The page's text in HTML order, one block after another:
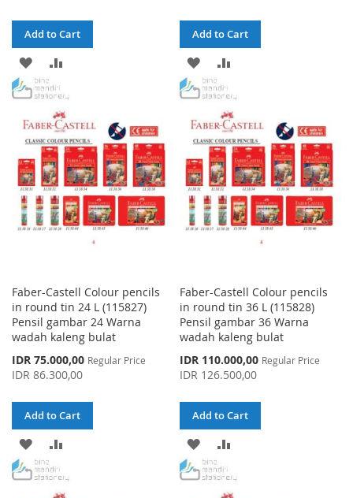
Add to Cart
ADD
TO
WISH
LIST
COMPARE
Add to Cart
ADD
TO
WISH
LIST
COMPARE
Faber-Castell Colour pencils
in round tin 24 L (115827)
Pensil gambar 24 Warna
wadah kaleng bulat
Special
Price
IDR 75.000,00 Regular Price
IDR 86.300,00
Add to Cart
ADD
TO
Faber-Castell Colour pencils
in round tin 36 L (115828)
Pensil gambar 36 Warna
wadah kaleng bulat
Special
Price
IDR 110.000,00 Regular Price
IDR 126.500,00
Add to Cart
ADD
TO